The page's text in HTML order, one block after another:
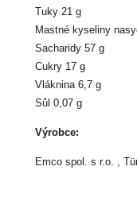
Tuky 21 g
Mastné kyseliny
Sacharidy 57 g
Cukry 17 g
Vláknina 6,7 g
Sůl 0,07 g
Výrobce:
Emco spol. s r.o. ,